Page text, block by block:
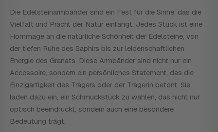
Die Edelsteinarmbänder sind ein Fest für die Sinne, das die
Vielfalt und Pracht der Natur einfängt. Jedes Stück ist eine
Hommage an die natürliche Schönheit der Edelsteine, von
der tiefen Ruhe des Saphirs bis zur leidenschaftlichen
Energie des Granats. Diese Armbänder sind nicht nur ein
Accessoire, sondern ein persönliches Statement, das die
Einzigartigkeit des Trägers oder der Trägerin betont. Sie
laden dazu ein, ein Schmuckstück zu wählen, das nicht nur
optisch beeindruckt, sondern auch eine besondere
Bedeutung trägt.